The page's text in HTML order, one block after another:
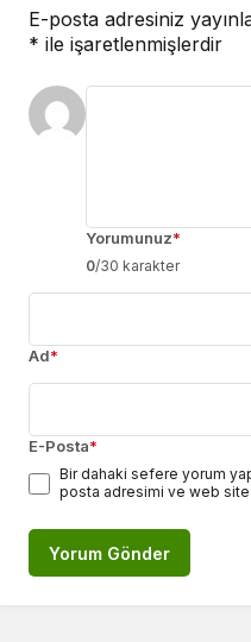
E-posta adresiniz
* ile işaretlenmişlerdir
Yorumunuz*
0/30 karakter
Ad*
E-Posta*
Bir dahaki sefere yorum
posta adresimi ve web site
Yorum Gönder